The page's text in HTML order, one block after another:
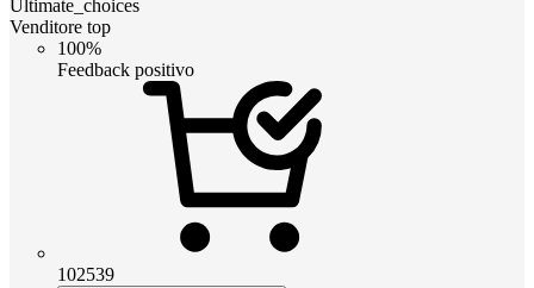
Ultimate_choices
Venditore top
100%
Feedback positivo
102539